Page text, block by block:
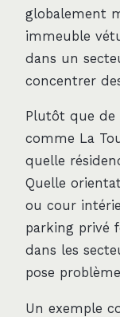
globalement
immeuble
dans un
concentrer
Plutôt que
comme La
quelle
Quelle
ou cour
parking privé
dans les
pose
Un exemple